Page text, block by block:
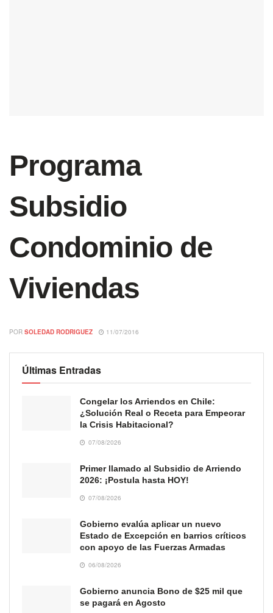
Programa
Subsidio
Condominio de
Viviendas
POR SOLEDAD RODRIGUEZ 11/07/2016
Últimas Entradas
Congelar los Arriendos en Chile:
¿Solución Real o Receta para Empeorar
la Crisis Habitacional?
07/08/2026
Primer llamado al Subsidio de Arriendo
2026: ¡Postula hasta HOY!
07/08/2026
Gobierno evalúa aplicar un nuevo
Estado de Excepción en barrios críticos
con apoyo de las Fuerzas Armadas
06/08/2026
Gobierno anuncia Bono de $25 mil que
se pagará en Agosto